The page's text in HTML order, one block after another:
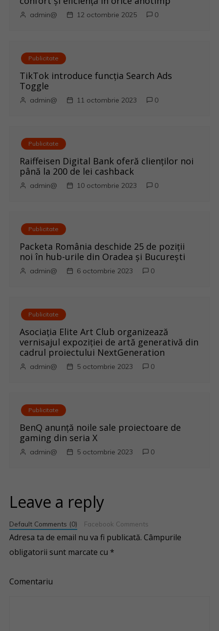
admin@ 12 octombrie 2025 0
Publicitate
TikTok introduce funcția Search Ads
Toggle
admin@ 11 octombrie 2023 0
Publicitate
Raiffeisen Digital Bank oferă clienților noi
până la 200 de lei cashback
admin@ 10 octombrie 2023 0
Publicitate
Packeta România deschide 25 de poziții
noi în hub-urile din Oradea și București
admin@ 6 octombrie 2023 0
Publicitate
Asociația Elite Art Club organizează
vernisajul expoziției de artă generativă din
cadrul proiectului NextGeneration
admin@ 5 octombrie 2023 0
Publicitate
BenQ anunţă noile sale proiectoare de
gaming din seria X
admin@ 5 octombrie 2023 0
Leave a reply
Default Comments (0) Facebook Comments
Adresa ta de email nu va fi publicată. Câmpurile
obligatorii sunt marcate cu *
Comentariu